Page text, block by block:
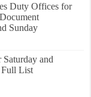
Duty Offices for
Sunday
and
Full List